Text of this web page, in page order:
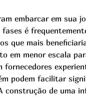
embarcar em sua
é
que mais
em menor escala
podem facilitar
construção de uma